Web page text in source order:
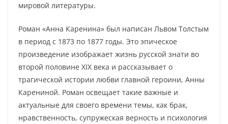
мировой литературы.
Роман «Анна Каренина» был написан Львом Толстым
в период с 1873 по 1877 годы. Это эпическое
произведение изображает жизнь русской знати во
второй половине XIX века и рассказывает о
трагической истории любви главной героини, Анны
Карениной. Роман освещает такие важные и
актуальные для своего времени темы, как брак,
нравственность, супружеская верность и психология